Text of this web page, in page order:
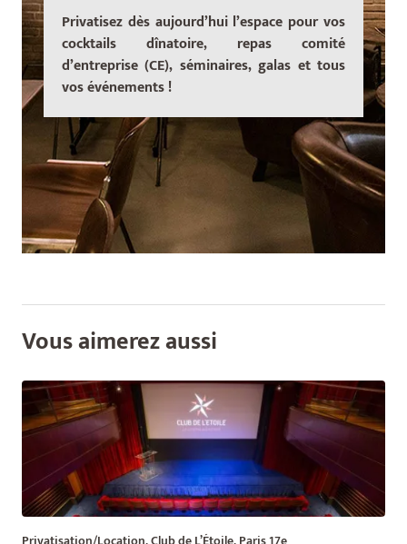
Privatisez dès aujourd’hui l’espace pour vos
cocktails dînatoire, repas comité
d’entreprise (CE), séminaires, galas et tous
vos événements !
Vous aimerez aussi